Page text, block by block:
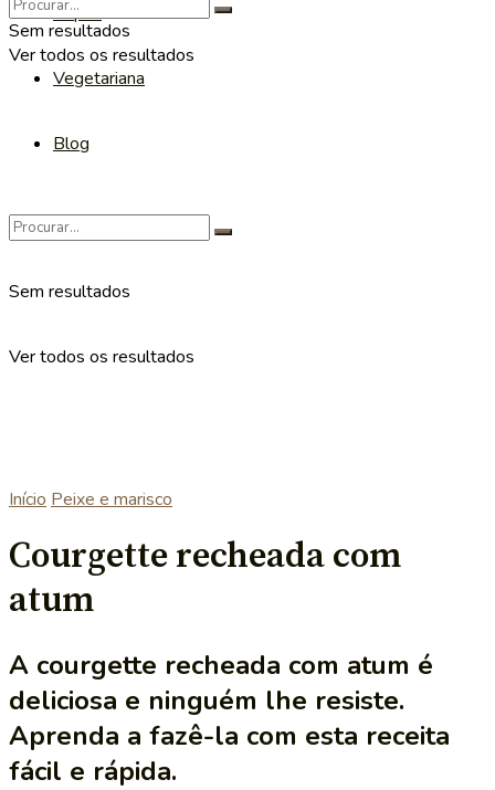
Sopas
Vegetariana
Blog
Sem resultados
Ver todos os resultados
Sem resultados
Ver todos os resultados
Início Peixe e marisco
Courgette recheada com
atum
A courgette recheada com atum é
deliciosa e ninguém lhe resiste.
Aprenda a fazê-la com esta receita
fácil e rápida.